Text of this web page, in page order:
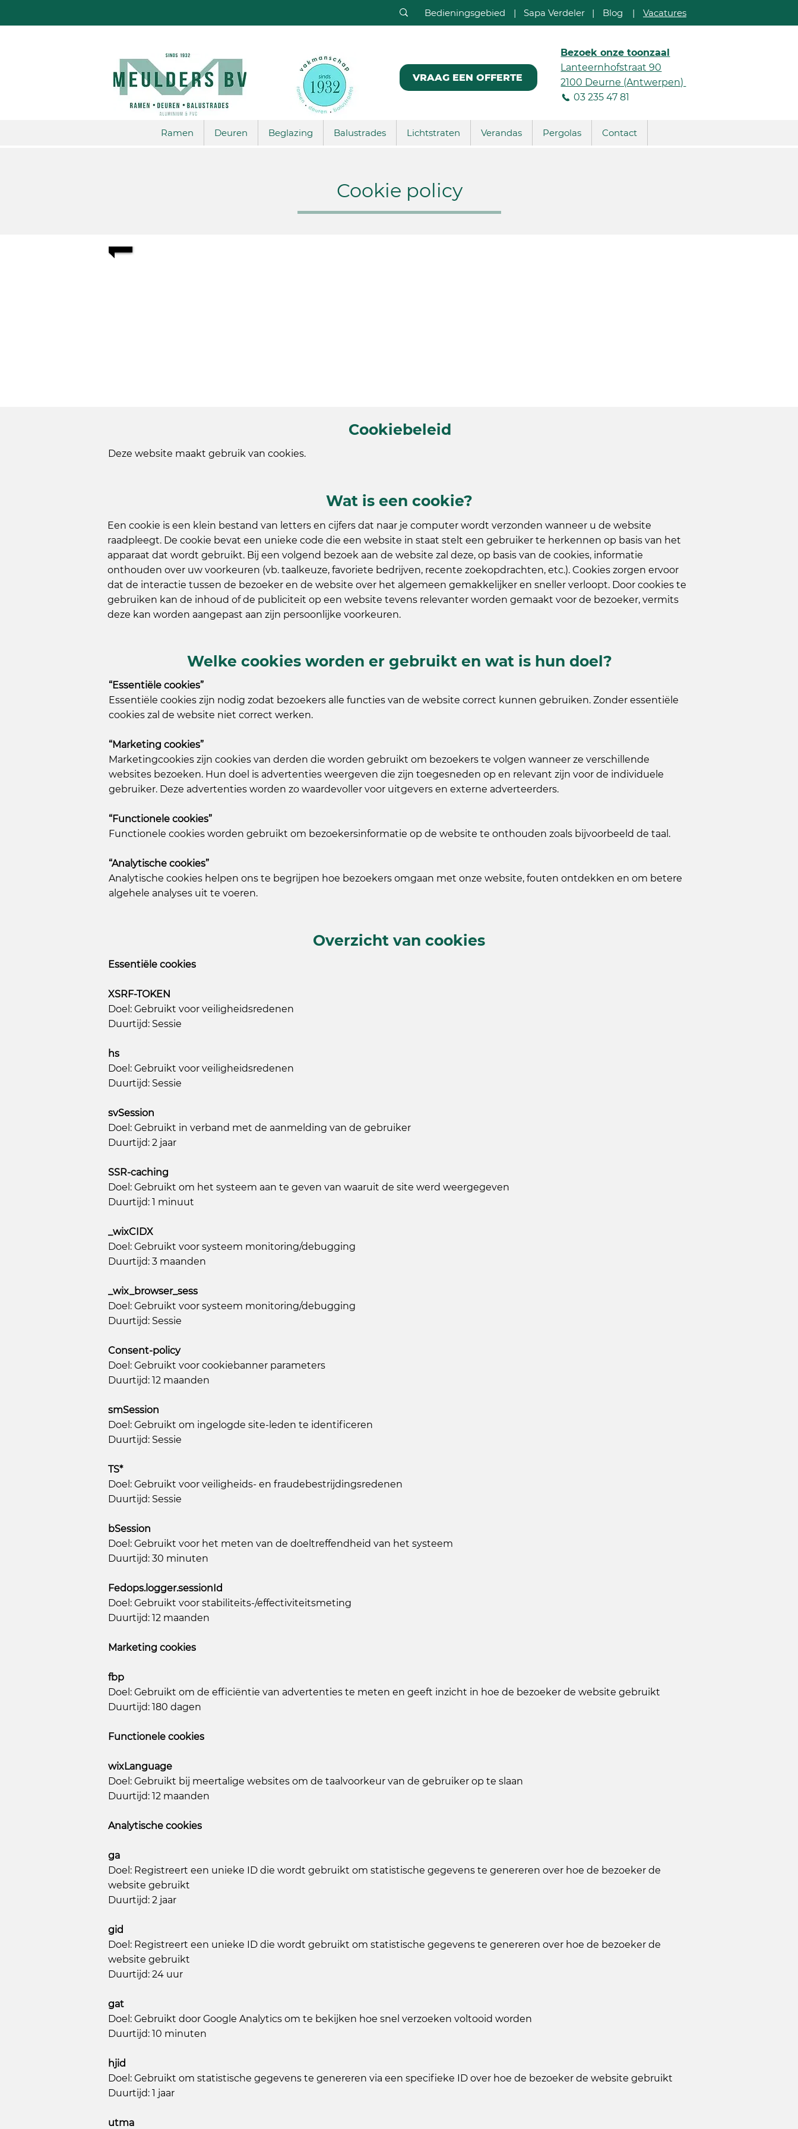
Bedieningsgebied | Sapa Verdeler | Blog | Vacatures
Bezoek onze toonzaal
Lanteernhofstraat 90
2100 Deurne (Antwerpen)
03 235 47 81
VRAAG EEN OFFERTE
Ramen Deuren Beglazing Balustrades Lichtstraten Verandas Pergolas Contact
Cookie policy
Cookiebeleid
Deze website maakt gebruik van cookies.
Wat is een cookie?
Een cookie is een klein bestand van letters en cijfers dat naar je computer wordt verzonden wanneer u de website
raadpleegt. De cookie bevat een unieke code die een website in staat stelt een gebruiker te herkennen op basis van het
apparaat dat wordt gebruikt. Bij een volgend bezoek aan de website zal deze, op basis van de cookies, informatie
onthouden over uw voorkeuren (vb. taalkeuze, favoriete bedrijven, recente zoekopdrachten, etc.). Cookies zorgen ervoor
dat de interactie tussen de bezoeker en de website over het algemeen gemakkelijker en sneller verloopt. Door cookies te
gebruiken kan de inhoud of de publiciteit op een website tevens relevanter worden gemaakt voor de bezoeker, vermits
deze kan worden aangepast aan zijn persoonlijke voorkeuren.
Welke cookies worden er gebruikt en wat is hun doel?
“Essentiële cookies”
Essentiële cookies zijn nodig zodat bezoekers alle functies van de website correct kunnen gebruiken. Zonder essentiële
cookies zal de website niet correct werken.
“Marketing cookies”
Marketingcookies zijn cookies van derden die worden gebruikt om bezoekers te volgen wanneer ze verschillende
websites bezoeken. Hun doel is advertenties weergeven die zijn toegesneden op en relevant zijn voor de individuele
gebruiker. Deze advertenties worden zo waardevoller voor uitgevers en externe adverteerders.
“Functionele cookies”
Functionele cookies worden gebruikt om bezoekersinformatie op de website te onthouden zoals bijvoorbeeld de taal.
“Analytische cookies”
Analytische cookies helpen ons te begrijpen hoe bezoekers omgaan met onze website, fouten ontdekken en om betere
algehele analyses uit te voeren.
Overzicht van cookies
Essentiële cookies
XSRF-TOKEN
Doel: Gebruikt voor veiligheidsredenen
Duurtijd: Sessie
hs
Doel: Gebruikt voor veiligheidsredenen
Duurtijd: Sessie
svSession
Doel: Gebruikt in verband met de aanmelding van de gebruiker
Duurtijd: 2 jaar
SSR-caching
Doel: Gebruikt om het systeem aan te geven van waaruit de site werd weergegeven
Duurtijd: 1 minuut
_wixCIDX
Doel: Gebruikt voor systeem monitoring/debugging
Duurtijd: 3 maanden
_wix_browser_sess
Doel: Gebruikt voor systeem monitoring/debugging
Duurtijd: Sessie
Consent-policy
Doel: Gebruikt voor cookiebanner parameters
Duurtijd: 12 maanden
smSession
Doel: Gebruikt om ingelogde site-leden te identificeren
Duurtijd: Sessie
TS*
Doel: Gebruikt voor veiligheids- en fraudebestrijdingsredenen
Duurtijd: Sessie
bSession
Doel: Gebruikt voor het meten van de doeltreffendheid van het systeem
Duurtijd: 30 minuten
Fedops.logger.sessionId
Doel: Gebruikt voor stabiliteits-/effectiviteitsmeting
Duurtijd: 12 maanden
Marketing cookies
fbp
Doel: Gebruikt om de efficiëntie van advertenties te meten en geeft inzicht in hoe de bezoeker de website gebruikt
Duurtijd: 180 dagen
Functionele cookies
wixLanguage
Doel: Gebruikt bij meertalige websites om de taalvoorkeur van de gebruiker op te slaan
Duurtijd: 12 maanden
Analytische cookies
ga
Doel: Registreert een unieke ID die wordt gebruikt om statistische gegevens te genereren over hoe de bezoeker de
website gebruikt
Duurtijd: 2 jaar
gid
Doel: Registreert een unieke ID die wordt gebruikt om statistische gegevens te genereren over hoe de bezoeker de
website gebruikt
Duurtijd: 24 uur
gat
Doel: Gebruikt door Google Analytics om te bekijken hoe snel verzoeken voltooid worden
Duurtijd: 10 minuten
hjid
Doel: Gebruikt om statistische gegevens te genereren via een specifieke ID over hoe de bezoeker de website gebruikt
Duurtijd: 1 jaar
utma